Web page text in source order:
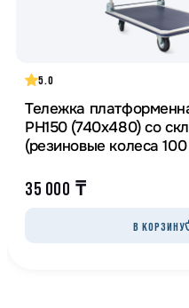
5.0
Тележка
PH150 (740х480) со
(резиновые колеса
35 000 ₸
В КОРЗИНУ